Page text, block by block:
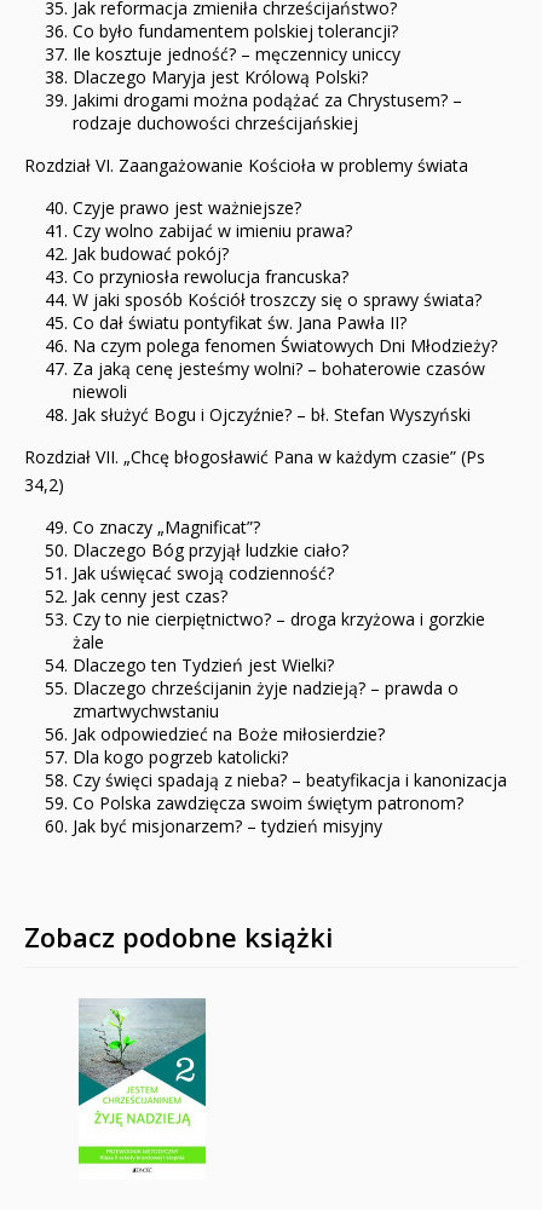
Jak reformacja zmieniła chrześcijaństwo?
Co było fundamentem polskiej tolerancji?
Ile kosztuje jedność? – męczennicy uniccy
Dlaczego Maryja jest Królową Polski?
Jakimi drogami można podążać za Chrystusem? –
rodzaje duchowości chrześcijańskiej
Rozdział VI. Zaangażowanie Kościoła w problemy świata
Czyje prawo jest ważniejsze?
Czy wolno zabijać w imieniu prawa?
Jak budować pokój?
Co przyniosła rewolucja francuska?
W jaki sposób Kościół troszczy się o sprawy świata?
Co dał światu pontyfikat św. Jana Pawła II?
Na czym polega fenomen Światowych Dni Młodzieży?
Za jaką cenę jesteśmy wolni? – bohaterowie czasów
niewoli
Jak służyć Bogu i Ojczyźnie? – bł. Stefan Wyszyński
Rozdział VII. „Chcę błogosławić Pana w każdym czasie” (Ps
34,2)
Co znaczy „Magnificat”?
Dlaczego Bóg przyjął ludzkie ciało?
Jak uświęcać swoją codzienność?
Jak cenny jest czas?
Czy to nie cierpiętnictwo? – droga krzyżowa i gorzkie
żale
Dlaczego ten Tydzień jest Wielki?
Dlaczego chrześcijanin żyje nadzieją? – prawda o
zmartwychwstaniu
Jak odpowiedzieć na Boże miłosierdzie?
Dla kogo pogrzeb katolicki?
Czy święci spadają z nieba? – beatyfikacja i kanonizacja
Co Polska zawdzięcza swoim świętym patronom?
Jak być misjonarzem? – tydzień misyjny
Zobacz podobne książki